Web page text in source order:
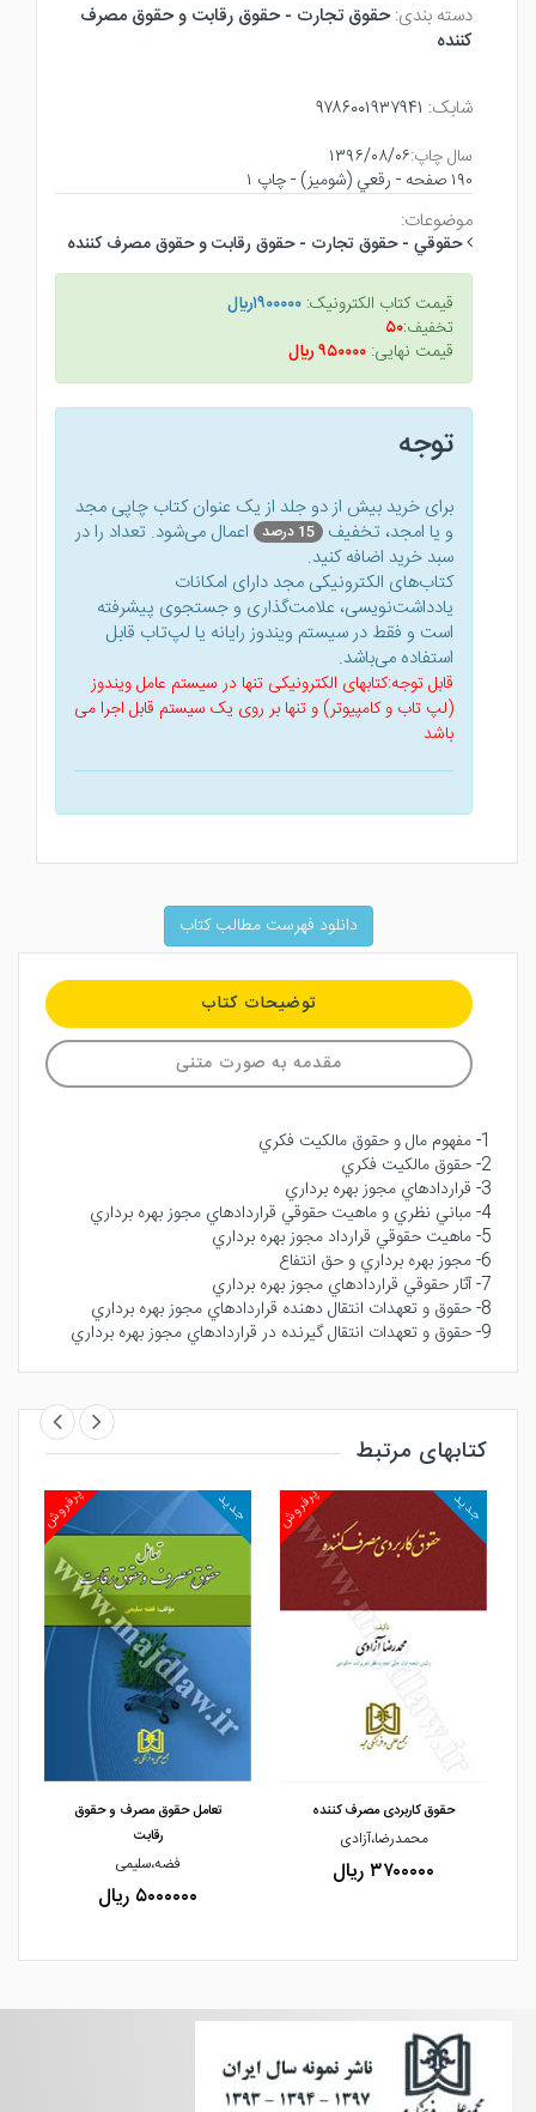
دسته بندی: حقوق تجارت - حقوق رقابت و حقوق مصرف
كننده
شابک: ۹۷۸۶۰۰۱۹۳۷۹۴۱
سال چاپ:۱۳۹۶/۰۸/۰۶
۱۹۰ صفحه - رقعي (شوميز) - چاپ ۱
موضوعات:
حقوقي - حقوق تجارت - حقوق رقابت و حقوق مصرف كننده
قیمت کتاب الکترونیک: ۱۹۰۰۰۰۰ريال
تخفیف:۵۰
قیمت نهایی: ۹۵۰۰۰۰ ريال
توجه
برای خرید بیش از دو جلد از یک عنوان کتاب‌ چاپی مجد
و یا امجد، تخفیف 15 درصد
اعمال می‌شود. تعداد را در
سبد خرید اضافه کنید.
کتاب‌های الکترونیکی مجد دارای امکانات
یادداشت‌نویسی، علامت‌گذاری و جستجوی پیشرفته
است و فقط در سیستم ویندوز رایانه یا لپ‌تاب قابل
استفاده می‌باشد.
قابل توجه:کتابهای الکترونیکی تنها در سیستم عامل ویندوز
(لپ تاب و کامپیوتر) و تنها بر روی یک سیستم قابل اجرا می
باشد
دانلود فهرست مطالب کتاب
توضیحات کتاب
مقدمه به صورت متنی
1- مفهوم مال و حقوق مالكيت فكري
2- حقوق مالكيت فكري
3- قراردادهاي مجوز بهره برداري
4- مباني نظري و ماهيت حقوقي قراردادهاي مجوز بهره برداري
5- ماهيت حقوقي قرارداد مجوز بهره برداري
6- مجوز بهره برداري و حق انتفاع
7- آثار حقوقي قراردادهاي مجوز بهره برداري
8- حقوق و تعهدات انتقال دهنده قراردادهاي مجوز بهره برداري
9- حقوق و تعهدات انتقال گيرنده در قراردادهاي مجوز بهره برداري
کتابهای مرتبط
پرفروش جدید
مشاهده و خرید
حقوق کاربردی مصرف کننده
محمدرضا،آزادی
۳۷۰۰۰۰۰ ریال
پرفروش جدید
تعامل حقوق مصرف و حقوق
رقابت
فضه،سلیمی
۵۰۰۰۰۰۰ ریال